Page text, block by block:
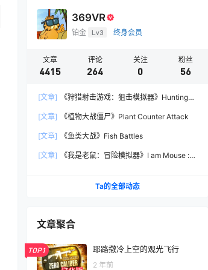
369VR
铂金 Lv3 终身会员
文章
4415
评论
264
关注
0
粉丝
56
[文章]
《狩猎射击游戏：狙击模拟器》Hunting
[文章]
《植物大战僵尸》Plant Counter Attack
[文章] 《鱼类大战》Fish Battles
[文章]
《我是老鼠：冒险模拟器》I am Mouse :
Ta的全部动态
文章聚合
TOP1 耶路撒冷上空的观光飞行
2 年前